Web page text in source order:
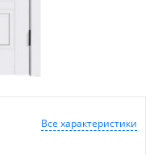
Все характеристики